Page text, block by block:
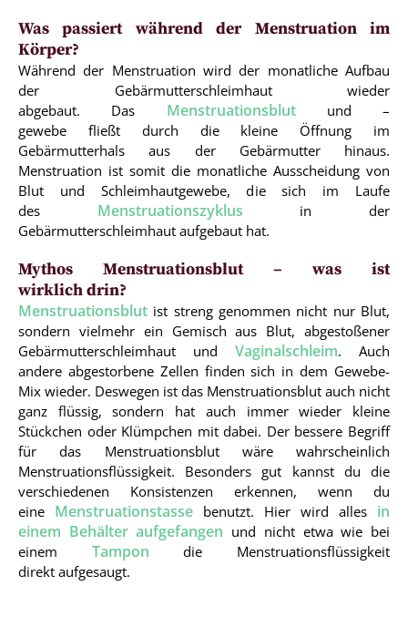
Was passiert während der Menstruation im
Körper?
Während der Menstruation wird der monatliche Aufbau
der Gebärmutterschleimhaut wieder
abgebaut. Das Menstruationsblutund –
gewebe fließt durch die kleine Öffnung im
Gebärmutterhals aus der Gebärmutter hinaus.
Menstruation ist somit die monatliche Ausscheidung von
Blut und Schleimhautgewebe, die sich im Laufe
des Menstruationszyklus in der
Gebärmutterschleimhaut aufgebaut hat.
Mythos Menstruationsblut – was ist
wirklich drin?
Menstruationsblut ist streng genommen nicht nur Blut,
sondern vielmehr ein Gemisch aus Blut, abgestoßener
Gebärmutterschleimhaut und Vaginalschleim. Auch
andere abgestorbene Zellen finden sich in dem Gewebe-
Mix wieder. Deswegen ist das Menstruationsblut auch nicht
ganz flüssig, sondern hat auch immer wieder kleine
Stückchen oder Klümpchen mit dabei. Der bessere Begriff
für das Menstruationsblut wäre wahrscheinlich
Menstruationsflüssigkeit. Besonders gut kannst du die
verschiedenen Konsistenzen erkennen, wenn du
eine Menstruationstasse benutzt. Hier wird alles in
einem Behälter aufgefangen und nicht etwa wie bei
einem Tampon die Menstruationsflüssigkeit
direkt aufgesaugt.